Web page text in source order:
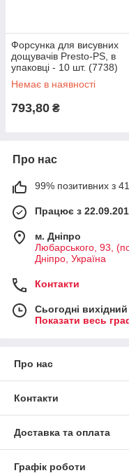
Форсунка для висувних
дощувачів Presto-PS, в
упаковці - 10 шт. (7738)
Немає в наявності
793,80 ₴
Про нас
99% позитивних з
Працює з
м. Дніпро
Любарського, 93,
Дніпро, Україна
Контакти
Сьогодні вихідний
Показати весь
Про нас
Контакти
Доставка та оплата
Графік роботи